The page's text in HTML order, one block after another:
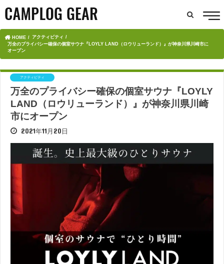
HOME
アクティビティ
万全のプライバシー確保の個室サウナ『LOYLY LAND（ロウリューランド）』が神奈川県川崎市に
オープン
アクティビティ
万全のプライバシー確保の個室サウナ『LOYLY
LAND（ロウリューランド）』が神奈川県川崎
市にオープン
2021年11月20日